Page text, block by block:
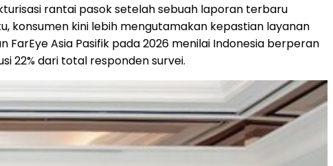
rantai pasok setelah sebuah laporan terbaru
konsumen kini lebih mengutamakan kepastian layanan
Asia Pasifik pada 2026 menilai Indonesia berperan
22% dari total responden survei.